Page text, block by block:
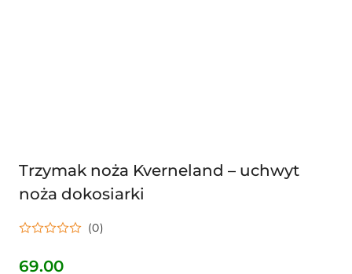
Trzymak noża Kverneland – uchwyt
noża dokosiarki
(0)
69.00